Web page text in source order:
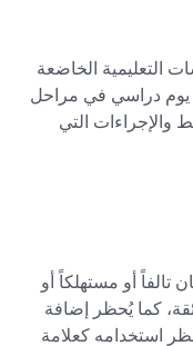
التعليمية الخاضعة
يوم دراسي في مراحل
والإجراءات التي
أو مستهلكاً أو
كما يُحظر إضافة
استخدامه كعلامة